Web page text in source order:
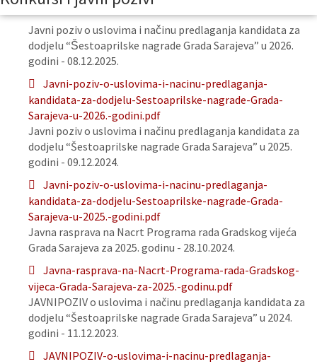
Javni poziv o uslovima i načinu predlaganja kandidata za
dodjelu “Šestoaprilske nagrade Grada Sarajeva” u 2026.
godini - 08.12.2025.
Javni-poziv-o-uslovima-i-nacinu-predlaganja-
kandidata-za-dodjelu-Sestoaprilske-nagrade-Grada-
Sarajeva-u-2026.-godini.pdf
Javni poziv o uslovima i načinu predlaganja kandidata za
dodjelu “Šestoaprilske nagrade Grada Sarajeva” u 2025.
godini - 09.12.2024.
Javni-poziv-o-uslovima-i-nacinu-predlaganja-
kandidata-za-dodjelu-Sestoaprilske-nagrade-Grada-
Sarajeva-u-2025.-godini.pdf
Javna rasprava na Nacrt Programa rada Gradskog vijeća
Grada Sarajeva za 2025. godinu - 28.10.2024.
Javna-rasprava-na-Nacrt-Programa-rada-Gradskog-
vijeca-Grada-Sarajeva-za-2025.-godinu.pdf
JAVNIPOZIV o uslovima i načinu predlaganja kandidata za
dodjelu “Šestoaprilske nagrade Grada Sarajeva” u 2024.
godini - 11.12.2023.
JAVNIPOZIV-o-uslovima-i-nacinu-predlaganja-